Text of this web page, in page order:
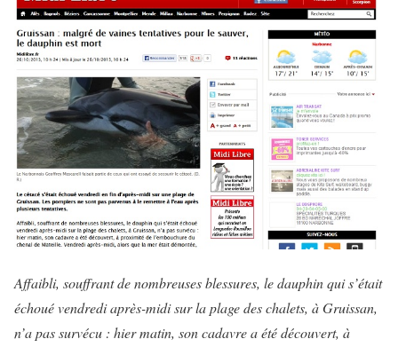
Affaibli, souffrant de nombreuses blessures, le dauphin qui s’était
échoué vendredi après-midi sur la plage des chalets, à Gruissan,
n’a pas survécu : hier matin, son cadavre a été découvert, à